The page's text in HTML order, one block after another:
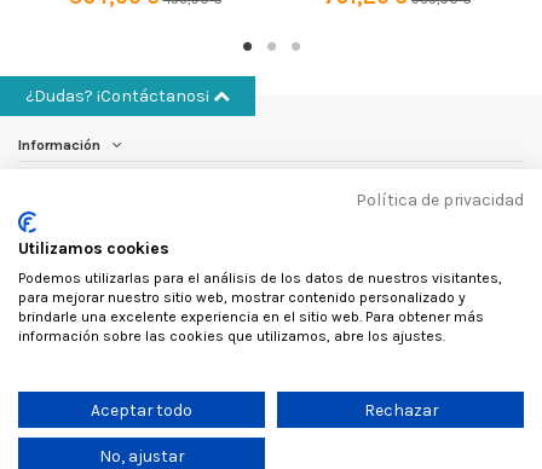
¿Dudas? ¡Contáctanos¡
Información
Otros
Contáctanos
Política de privacidad
Utilizamos cookies
Podemos utilizarlas para el análisis de los datos de nuestros visitantes,
para mejorar nuestro sitio web, mostrar contenido personalizado y
brindarle una excelente experiencia en el sitio web. Para obtener más
información sobre las cookies que utilizamos, abre los ajustes.
Aceptar todo Rechazar
No, ajustar